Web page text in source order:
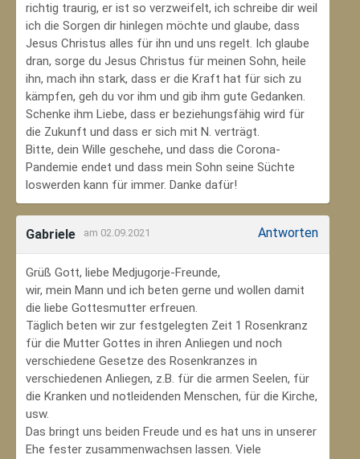
richtig traurig, er ist so verzweifelt, ich schreibe dir weil
ich die Sorgen dir hinlegen möchte und glaube, dass
Jesus Christus alles für ihn und uns regelt. Ich glaube
dran, sorge du Jesus Christus für meinen Sohn‚ heile
ihn, mach ihn stark, dass er die Kraft hat für sich zu
kämpfen, geh du vor ihm und gib ihm gute Gedanken.
Schenke ihm Liebe, dass er beziehungsfähig wird für
die Zukunft und dass er sich mit N. verträgt.
Bitte, dein Wille geschehe, und dass die Corona-
Pandemie endet und dass mein Sohn seine Süchte
loswerden kann für immer. Danke dafür!
Gabriele am 02.09.2021 Antworten
Grüß Gott, liebe Medjugorje-Freunde,
wir, mein Mann und ich beten gerne und wollen damit
die liebe Gottesmutter erfreuen.
Täglich beten wir zur festgelegten Zeit 1 Rosenkranz
für die Mutter Gottes in ihren Anliegen und noch
verschiedene Gesetze des Rosenkranzes in
verschiedenen Anliegen, z.B. für die armen Seelen, für
die Kranken und notleidenden Menschen, für die Kirche,
usw.
Das bringt uns beiden Freude und es hat uns in unserer
Ehe fester zusammenwachsen lassen. Viele